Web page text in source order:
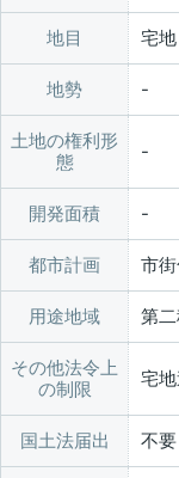
地目 宅地
地勢
土地の権利形
態
開発面積
都市計画 市
用途地域 第
その他法令上
の制限
宅
国土法届出 不要